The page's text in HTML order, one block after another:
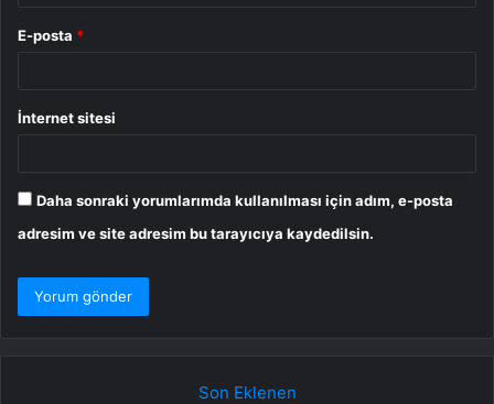
E-posta *
İnternet sitesi
Daha sonraki yorumlarımda kullanılması için adım, e-posta
adresim ve site adresim bu tarayıcıya kaydedilsin.
Son Eklenen